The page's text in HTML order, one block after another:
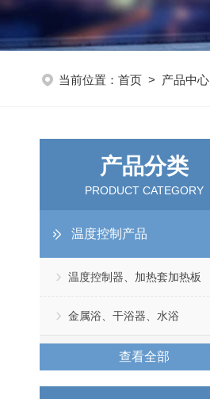
当前位置： 首页 > 产品中心
产品分类
PRODUCT CATEGORY
温度控制产品
温度控制器、加热套加热板
金属浴、干浴器、水浴
查看全部